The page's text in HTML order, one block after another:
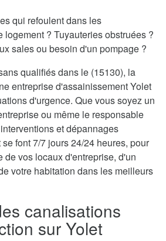
qui refoulent dans les
logement ? Tuyauteries obstruées ?
sales ou besoin d'un pompage ?
qualifiés dans le (15130), la
entreprise d'assainissement Yolet
d'urgence. Que vous soyez un
ou même le responsable
et dépannages
font 7/7 jours 24/24 heures, pour
de vos locaux d'entreprise, d'un
votre habitation dans les meilleurs
canalisations
sur Yolet